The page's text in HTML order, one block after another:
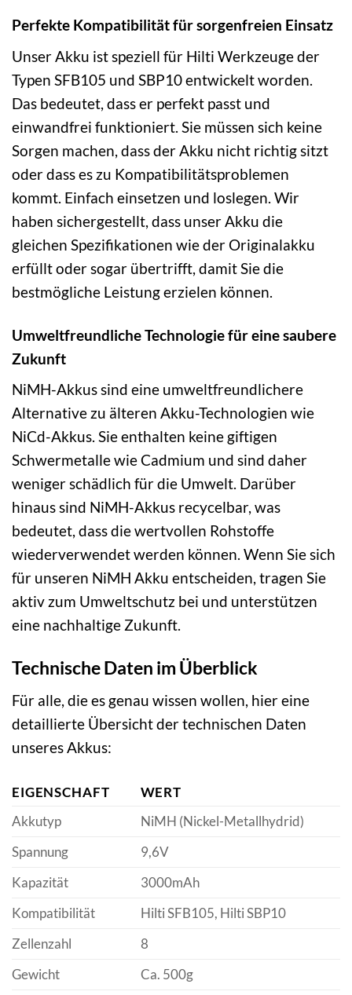
Perfekte Kompatibilität für sorgenfreien Einsatz
Unser Akku ist speziell für Hilti Werkzeuge der
Typen SFB105 und SBP10 entwickelt worden.
Das bedeutet, dass er perfekt passt und
einwandfrei funktioniert. Sie müssen sich keine
Sorgen machen, dass der Akku nicht richtig sitzt
oder dass es zu Kompatibilitätsproblemen
kommt. Einfach einsetzen und loslegen. Wir
haben sichergestellt, dass unser Akku die
gleichen Spezifikationen wie der Originalakku
erfüllt oder sogar übertrifft, damit Sie die
bestmögliche Leistung erzielen können.
Umweltfreundliche Technologie für eine saubere
Zukunft
NiMH-Akkus sind eine umweltfreundlichere
Alternative zu älteren Akku-Technologien wie
NiCd-Akkus. Sie enthalten keine giftigen
Schwermetalle wie Cadmium und sind daher
weniger schädlich für die Umwelt. Darüber
hinaus sind NiMH-Akkus recycelbar, was
bedeutet, dass die wertvollen Rohstoffe
wiederverwendet werden können. Wenn Sie sich
für unseren NiMH Akku entscheiden, tragen Sie
aktiv zum Umweltschutz bei und unterstützen
eine nachhaltige Zukunft.
Technische Daten im Überblick
Für alle, die es genau wissen wollen, hier eine
detaillierte Übersicht der technischen Daten
unseres Akkus:
EIGENSCHAFT
WERT
Akkutyp
NiMH (Nickel-Metallhydrid)
Spannung
9,6V
Kapazität
3000mAh
Kompatibilität
Hilti SFB105, Hilti SBP10
Zellenzahl
8
Gewicht
Ca. 500g